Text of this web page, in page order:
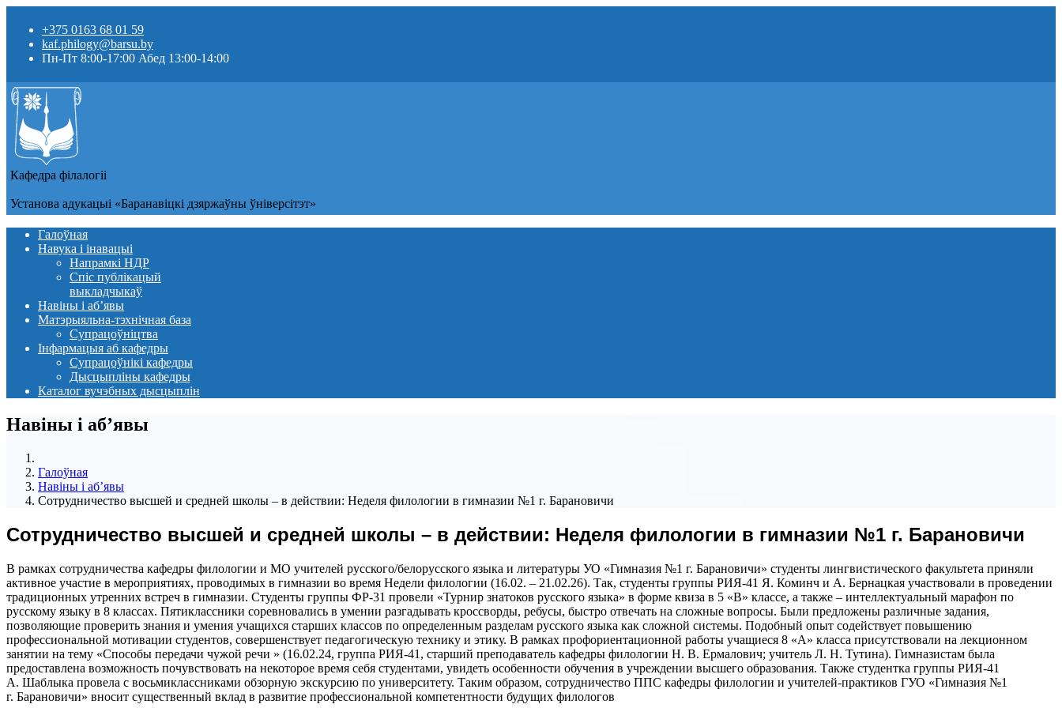
+375 0163 68 01 59
kaf.philogy@barsu.by
Пн-Пт 8:00-17:00 Абед 13:00-14:00
Кафедра фiлалогii
Установа адукацыi «Баранавіцкі дзяржаўны ўніверсітэт»
Галоўная
Навука і інавацыі
Напрамкі НДР
Спіс публікацый
выкладчыкаў
Навіны i аб’явы
Матэрыяльна-тэхнічная база
Супрацоўніцтва
Інфармацыя аб кафедры
Супрацоўнікі кафедры
Дысцыпліны кафедры
Каталог вучэбных дысцыплін
Навіны i аб’явы
Галоўная
Навіны i аб’явы
Сотрудничество высшей и средней школы – в действии: Неделя филологии в гимназии №1 г. Барановичи
Сотрудничество высшей и средней школы – в действии: Неделя филологии в гимназии №1 г. Барановичи
В рамках сотрудничества кафедры филологии и МО учителей русского/белорусского языка и литературы УО «Гимназия №1 г. Барановичи» студенты лингвистического факультета приняли
активное участие в мероприятиях, проводимых в гимназии во время Недели филологии (16.02. – 21.02.26). Так, студенты группы РИЯ-41 Я. Коминч и А. Бернацкая участвовали в проведении
традиционных утренних встреч в гимназии. Студенты группы ФР-31 провели «Турнир знатоков русского языка» в форме квиза в 5 «В» классе, а также – интеллектуальный марафон по
русскому языку в 8 классах. Пятиклассники соревновались в умении разгадывать кроссворды, ребусы, быстро отвечать на сложные вопросы. Были предложены различные задания,
позволяющие проверить знания и умения учащихся старших классов по определенным разделам русского языка как сложной системы. Подобный опыт содействует повышению
профессиональной мотивации студентов, совершенствует педагогическую технику и этику. В рамках профориентационной работы учащиеся 8 «А» класса присутствовали на лекционном
занятии на тему «Способы передачи чужой речи » (16.02.24, группа РИЯ-41, старший преподаватель кафедры филологии Н. В. Ермалович; учитель Л. Н. Тутина). Гимназистам была
предоставлена возможность почувствовать на некоторое время себя студентами, увидеть особенности обучения в учреждении высшего образования. Также студентка группы РИЯ-41
А. Шаблыка провела с восьмиклассниками обзорную экскурсию по университету. Таким образом, сотрудничество ППС кафедры филологии и учителей-практиков ГУО «Гимназия №1
г. Барановичи» вносит существенный вклад в развитие профессиональной компетентности будущих филологов